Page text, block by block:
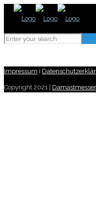
Impressum I
Copyright 2021 |